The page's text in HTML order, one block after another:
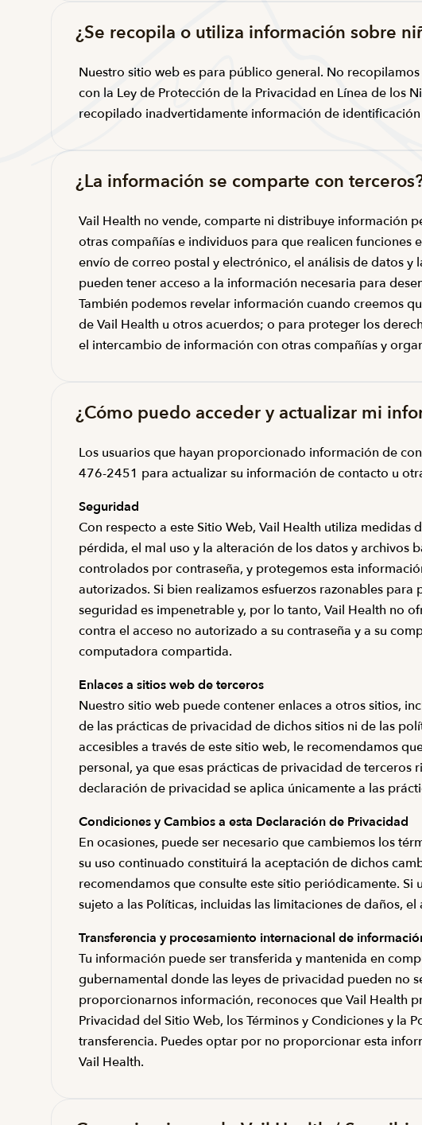
¿Se recopila o utiliza información sobre
Nuestro sitio web es para público general. No
con la Ley de Protección de la Privacidad en Línea de los
recopilado inadvertidamente información de
¿La información se comparte con
Vail Health no vende, comparte ni distribuye información
otras compañías e individuos para que realicen
envío de correo postal y electrónico, el análisis de datos y
pueden tener acceso a la información necesaria para
También podemos revelar información cuando creemos
de Vail Health u otros acuerdos; o para proteger los
el intercambio de información con otras compañías y
¿Cómo puedo acceder y actualizar mi
Los usuarios que hayan proporcionado información de
476-2451 para actualizar su información de contacto u
Seguridad
Con respecto a este Sitio Web, Vail Health utiliza
pérdida, el mal uso y la alteración de los datos y archivos
controlados por contraseña, y protegemos esta
autorizados. Si bien realizamos esfuerzos razonables
seguridad es impenetrable y, por lo tanto, Vail Health no
contra el acceso no autorizado a su contraseña y a su
computadora compartida.
Enlaces a sitios web de terceros
Nuestro sitio web puede contener enlaces a otros sitios,
de las prácticas de privacidad de dichos sitios ni de las
accesibles a través de este sitio web, le recomendamos
personal, ya que esas prácticas de privacidad de
declaración de privacidad se aplica únicamente a las
Condiciones y Cambios a esta Declaración de Privacidad
En ocasiones, puede ser necesario que cambiemos los
su uso continuado constituirá la aceptación de dichos
recomendamos que consulte este sitio periódicamente.
sujeto a las Políticas, incluidas las limitaciones de daños,
Transferencia y procesamiento internacional de
Tu información puede ser transferida y mantenida en
gubernamental donde las leyes de privacidad pueden no
proporcionarnos información, reconoces que Vail Health
Privacidad del Sitio Web, los Términos y Condiciones y la
transferencia. Puedes optar por no proporcionar esta
Vail Health.